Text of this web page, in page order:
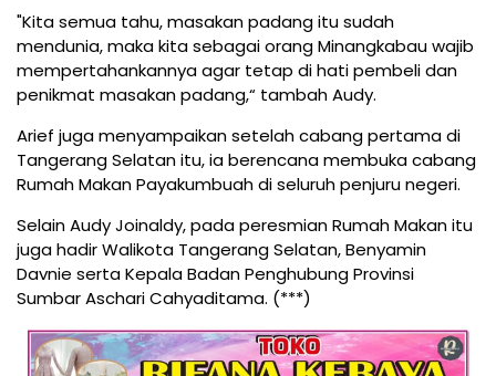
"Kita semua tahu, masakan padang itu sudah
mendunia, maka kita sebagai orang Minangkabau wajib
mempertahankannya agar tetap di hati pembeli dan
penikmat masakan padang,“ tambah Audy.
Arief juga menyampaikan setelah cabang pertama di
Tangerang Selatan itu, ia berencana membuka cabang
Rumah Makan Payakumbuah di seluruh penjuru negeri.
Selain Audy Joinaldy, pada peresmian Rumah Makan itu
juga hadir Walikota Tangerang Selatan, Benyamin
Davnie serta Kepala Badan Penghubung Provinsi
Sumbar Aschari Cahyaditama. (***)